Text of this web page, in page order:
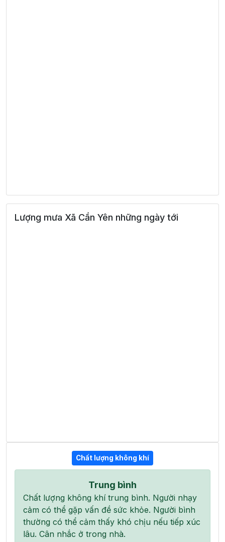
Lượng mưa Xã Cần Yên những ngày tới
Chất lượng không khí
Trung bình
Chất lượng không khí trung bình. Người nhạy
cảm có thể gặp vấn đề sức khỏe. Người bình
thường có thể cảm thấy khó chịu nếu tiếp xúc
lâu. Cân nhắc ở trong nhà.